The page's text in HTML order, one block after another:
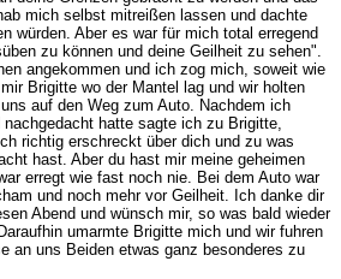
mich selbst mitreißen lassen und dachte
würden. Aber es war für mich total erregend
zu können und deine Geilheit zu sehen".
angekommen und ich zog mich, soweit wie
Brigitte wo der Mantel lag und wir holten
auf den Weg zum Auto. Nachdem ich
hatte sagte ich zu Brigitte,
richtig erschreckt über dich und zu was
hast. Aber du hast mir meine geheimen
erregt wie fast noch nie. Bei dem Auto war
und noch mehr vor Geilheit. Ich danke dir
Abend und wünsch mir, so was bald wieder
umarmte Brigitte mich und wir fuhren
an uns Beiden etwas ganz besonderes zu